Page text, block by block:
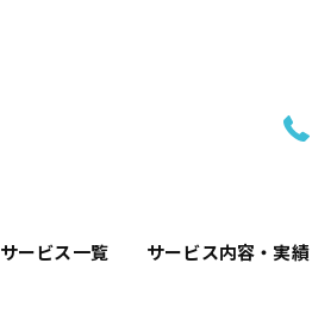
サービス一覧 サービス内容・